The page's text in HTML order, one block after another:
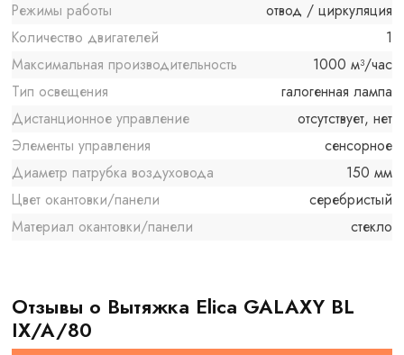
Режимы работы
отвод / циркуляция
Количество двигателей
1
Максимальная производительность
1000 м³/час
Тип освещения
галогенная лампа
Дистанционное управление
отсутствует, нет
Элементы управления
сенсорное
Диаметр патрубка воздуховода
150 мм
Цвет окантовки/панели
серебристый
Материал окантовки/панели
стекло
Отзывы о Вытяжка Elica GALAXY BL
IX/A/80